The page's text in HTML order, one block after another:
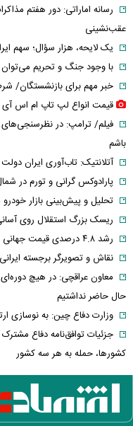
رسانه اماراتی: دور هفتم
عقب‌نشینی
یک لایحه، هزار سؤال؛ سهم
با وجود جنگ و تحریم می‌توان
خبر مهم برای بازنشستگان/
قیمت انواع لپ تاپ ام اس آی MSI + جدول
باشم
آتلانتیک: تاب‌آوری ایران
پارادوکس گرانی و تورم در شمال
تحلیل و پیش‌بینی بازار خودرو
ریسک بزرگ استقلال روی
رشد ۴.۸ درصدی قیمت جهانی طلا در معاملات هفته
نقاش و تصویرگر برجسته
معاون عراقچی: در هیچ
حال حاضر نداشتیم
وزارت دفاع چین: به نوسازی
جزئیات توافق‌نامه دفاع
کشورها، حمله به هر سه کشور
وزارت خارجه پاکستان: پیمان
منطقه امضا شد
اذعان ترامپ به تاثیر جنگ با